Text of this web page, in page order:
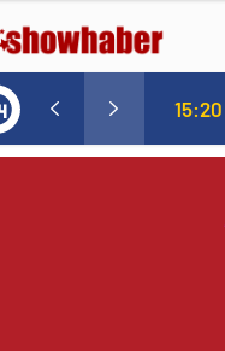
Norweç silahlı kuvvetleri kadınlardan oluşan özel kuvvetler eğitimlerini başlattı. 15:20